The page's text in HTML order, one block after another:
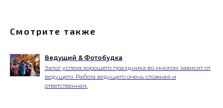
Смотрите также
Ведущий & Фотобудка
Залог успеха хорошего праздника во многом зависит от
ведущего. Работа ведущего очень сложная и
ответственная.